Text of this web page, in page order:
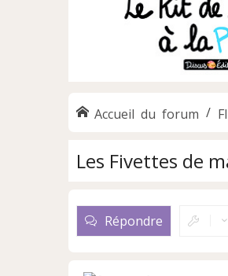
Accueil du forum
Les Fivettes de
Répondre